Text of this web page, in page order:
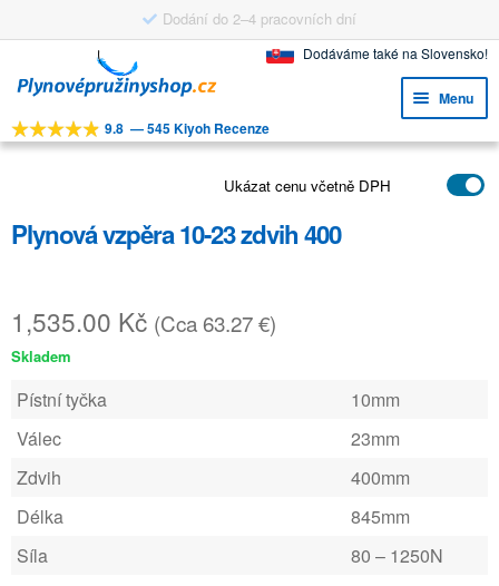
Dodání do 2–4 pracovních dní
na
k
webu
Dodáváme také na Slovensko!
Menu
NÁSTROJE
menu
APLIKACE
FAQ
9.8 —545 Kiyoh Recenze
Ukázat cenu včetně DPH
Plynová vzpěra 10-23 zdvih 400
1,535.00 Kč (Cca 63.27 €)
Skladem
Pístní tyčka
10mm
Válec
23mm
Zdvih
400mm
Délka
845mm
Síla
80 – 1250N